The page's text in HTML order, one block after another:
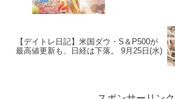
【デイトレ日記】米国ダウ・S＆P500が
最高値更新も、日経は下落。 9月25日(水)